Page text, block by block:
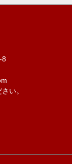
8
い。